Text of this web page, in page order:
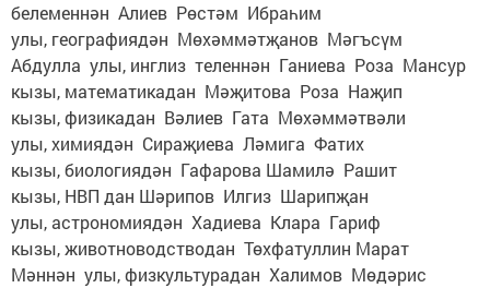
белеменнән Алиев Рөстәм Ибраһим
улы, географиядән Мөхәммәтҗанов Мәгъсүм
Абдулла улы, инглиз теленнән Ганиева Роза Мансур
кызы, математикадан Мәҗитова Роза Наҗип
кызы, физикадан Вәлиев Гата Мөхәммәтвәли
улы, химиядән Сираҗиева Ләмига Фатих
кызы, биологиядән Гафарова Шамилә Рашит
кызы, НВП дан Шәрипов Илгиз Шарипҗан
улы, астрономиядән Хадиева Клара Гариф
кызы, животноводстводан Төхфатуллин Марат
Мәннән улы, физкультурадан Халимов Мөдәрис